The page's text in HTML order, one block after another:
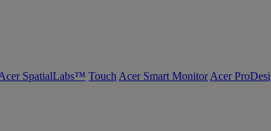
SpatialLabs™ Touch Acer Smart Monitor Acer